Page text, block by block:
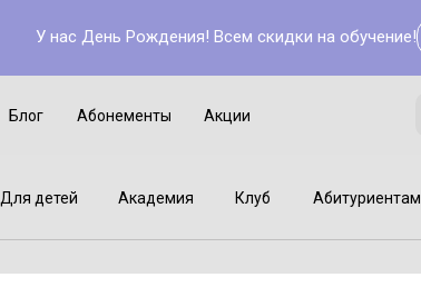
У нас День Рождения! Всем скидки на обучение!
Блог Акции
Абонементы
Для детей Академия Клуб Абитуриентам
Академия Клуб Мастер-классы